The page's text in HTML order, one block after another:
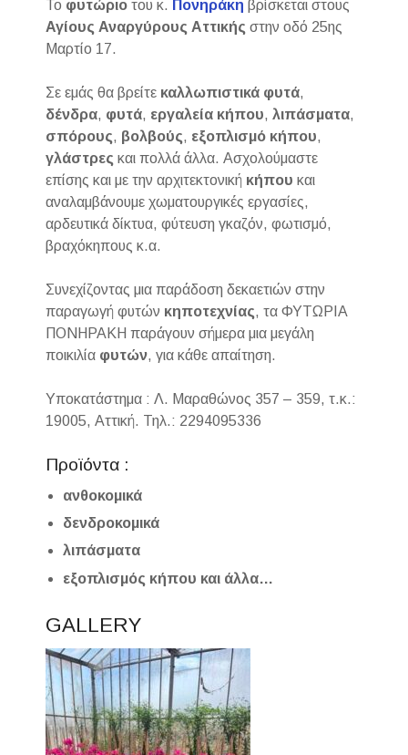
Το φυτώριο του κ. Πονηράκη βρίσκεται στους
Αγίους Αναργύρους Αττικής στην οδό 25ης
Μαρτίο 17.
Σε εμάς θα βρείτε καλλωπιστικά φυτά,
δένδρα, φυτά, εργαλεία κήπου,λιπάσματα,
σπόρους, βολβούς, εξοπλισμό κήπου,
γλάστρες και πολλά άλλα. Ασχολούμαστε
επίσης και με την αρχιτεκτονική κήπου και
αναλαμβάνουμε χωματουργικές εργασίες,
αρδευτικά δίκτυα, φύτευση γκαζόν, φωτισμό,
βραχόκηπους κ.α.
Συνεχίζοντας μια παράδοση δεκαετιών στην
παραγωγή φυτών κηποτεχνίας, τα ΦΥΤΩΡΙΑ
ΠΟΝΗΡΑΚΗ παράγουν σήμερα μια μεγάλη
ποικιλία φυτών, για κάθε απαίτηση.
Υποκατάστημα : Λ. Μαραθώνος 357 – 359, τ.κ.:
19005, Αττική. Τηλ.: 2294095336
Προϊόντα :
ανθοκομικά
δενδροκομικά
λιπάσματα
εξοπλισμός κήπου και άλλα…
GALLERY